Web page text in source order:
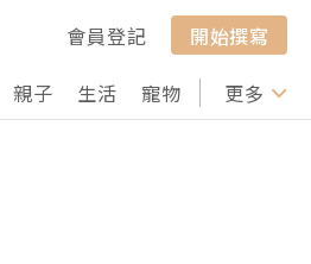
會員登記
開始撰寫
親子 生活 寵物 行山 打卡
更多